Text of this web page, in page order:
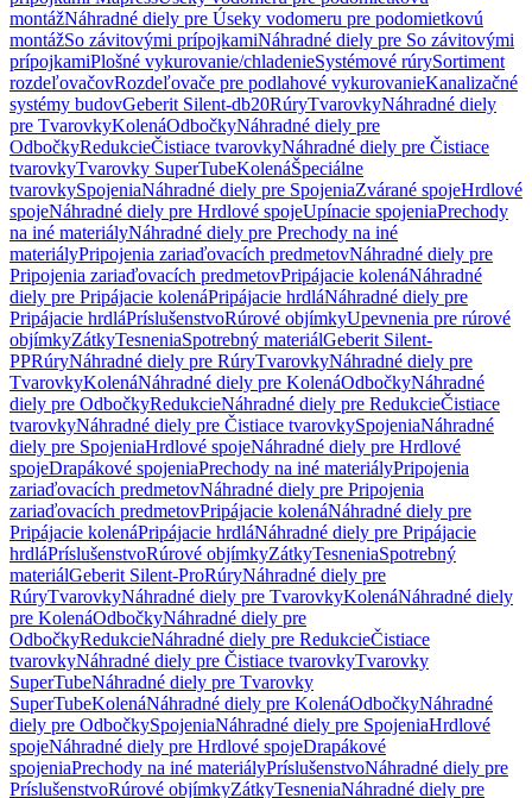
montážNáhradné diely pre Úseky vodomeru pre podomietkovú
montážSo závitovými prípojkamiNáhradné diely pre So závitovými
prípojkamiPlošné vykurovanie/chladenieSystémové rúrySortiment
rozdeľovačovRozdeľovače pre podlahové vykurovanieKanalizačné
systémy budovGeberit Silent-db20RúryTvarovkyNáhradné diely
pre TvarovkyKolenáOdbočkyNáhradné diely pre
OdbočkyRedukcieČistiace tvarovkyNáhradné diely pre Čistiace
tvarovkyTvarovky SuperTubeKolenáŠpeciálne
tvarovkySpojeniaNáhradné diely pre SpojeniaZvárané spojeHrdlové
spojeNáhradné diely pre Hrdlové spojeUpínacie spojeniaPrechody
na iné materiályNáhradné diely pre Prechody na iné
materiályPripojenia zariaďovacích predmetovNáhradné diely pre
Pripojenia zariaďovacích predmetovPripájacie kolenáNáhradné
diely pre Pripájacie kolenáPripájacie hrdláNáhradné diely pre
Pripájacie hrdláPríslušenstvoRúrové objímkyUpevnenia pre rúrové
objímkyZátkyTesneniaSpotrebný materiálGeberit Silent-
PPRúryNáhradné diely pre RúryTvarovkyNáhradné diely pre
TvarovkyKolenáNáhradné diely pre KolenáOdbočkyNáhradné
diely pre OdbočkyRedukcieNáhradné diely pre RedukcieČistiace
tvarovkyNáhradné diely pre Čistiace tvarovkySpojeniaNáhradné
diely pre SpojeniaHrdlové spojeNáhradné diely pre Hrdlové
spojeDrapákové spojeniaPrechody na iné materiályPripojenia
zariaďovacích predmetovNáhradné diely pre Pripojenia
zariaďovacích predmetovPripájacie kolenáNáhradné diely pre
Pripájacie kolenáPripájacie hrdláNáhradné diely pre Pripájacie
hrdláPríslušenstvoRúrové objímkyZátkyTesneniaSpotrebný
materiálGeberit Silent-ProRúryNáhradné diely pre
RúryTvarovkyNáhradné diely pre TvarovkyKolenáNáhradné diely
pre KolenáOdbočkyNáhradné diely pre
OdbočkyRedukcieNáhradné diely pre RedukcieČistiace
tvarovkyNáhradné diely pre Čistiace tvarovkyTvarovky
SuperTubeNáhradné diely pre Tvarovky
SuperTubeKolenáNáhradné diely pre KolenáOdbočkyNáhradné
diely pre OdbočkySpojeniaNáhradné diely pre SpojeniaHrdlové
spojeNáhradné diely pre Hrdlové spojeDrapákové
spojeniaPrechody na iné materiályPríslušenstvoNáhradné diely pre
PríslušenstvoRúrové objímkyZátkyTesneniaNáhradné diely pre